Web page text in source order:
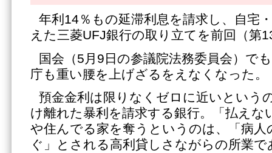
年利14％もの延滞利息を請求し、自宅
えた三菱UFJ銀行の取り立てを前回（第
国会（5月9日の参議院法務委員会）で
庁も重い腰を上げざるをえなくなった。
預金金利は限りなくゼロに近いという
け離れた暴利を請求する銀行。「払えな
や住んでる家を奪うというのは、「病人
ぐ」とされる高利貸しさながらの所業で